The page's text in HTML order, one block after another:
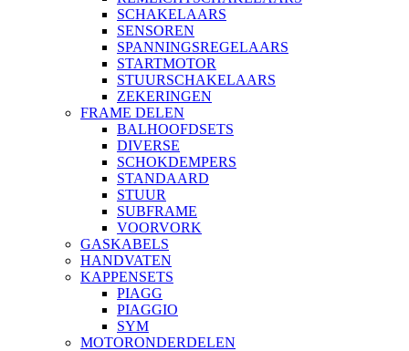
SCHAKELAARS
SENSOREN
SPANNINGSREGELAARS
STARTMOTOR
STUURSCHAKELAARS
ZEKERINGEN
FRAME DELEN
BALHOOFDSETS
DIVERSE
SCHOKDEMPERS
STANDAARD
STUUR
SUBFRAME
VOORVORK
GASKABELS
HANDVATEN
KAPPENSETS
PIAGG
PIAGGIO
SYM
MOTORONDERDELEN